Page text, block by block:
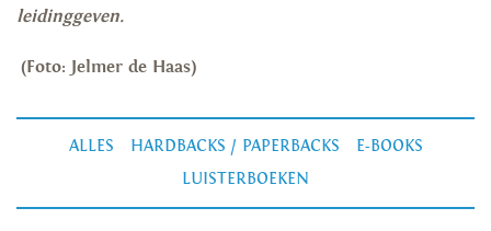
leidinggeven.
(Foto: Jelmer de Haas)
ALLES HARDBACKS / PAPERBACKS
E-BOOKS
LUISTERBOEKEN